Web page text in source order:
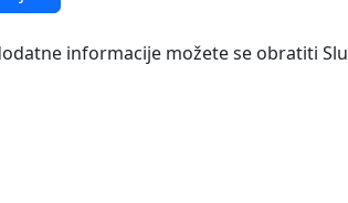
informacije možete se obratiti